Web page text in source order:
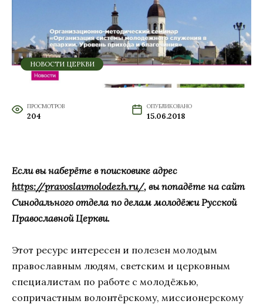
НОВОСТИ ЦЕРКВИ
ПРОСМОТРОВ
204
ОПУБЛИКОВАНО
15.06.2018
Если вы наберёте в поисковике адрес
https://pravoslavmolodezh.ru/, вы попадёте на сайт
Синодального отдела по делам молодёжи Русской
Православной Церкви.
Этот ресурс интересен и полезен молодым
православным людям, светским и церковным
специалистам по работе с молодёжью,
сопричастным волонтёрскому, миссионерскому